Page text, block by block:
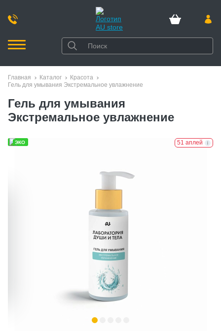
Главная Каталог
Красота
Гель для умывания Экстремальное увлажнение
Гель для умывания
Экстремальное увлажнение
51 аплей